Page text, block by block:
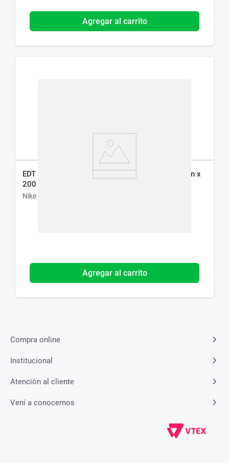
Agregar al carrito
EDT Desodorante en Spray Nike Ultra Pink Woman x
200 ml
Nike
Agregar al carrito
Compra online
Institucional
Atención al cliente
Vení a conocernos